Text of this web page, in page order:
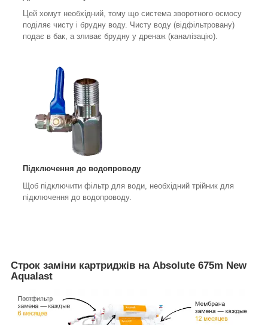
Цей хомут необхідний, тому що система зворотного осмосу
поділяє чисту і брудну воду. Чисту воду (відфільтровану)
подає в бак, а зливає брудну у дренаж (каналізацію).
Підключення до водопроводу
Щоб підключити фільтр для води, необхідний трійник для
підключення до водопроводу.
Строк заміни картриджів на Absolute 675m New
Aqualast